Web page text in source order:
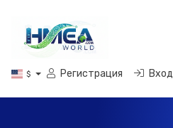
$ Регистрация Вход